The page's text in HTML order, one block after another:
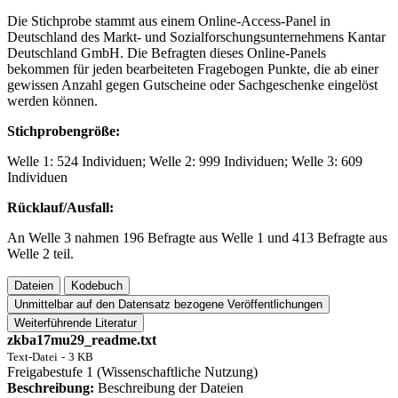
Die Stichprobe stammt aus einem Online-Access-Panel in
Deutschland des Markt- und Sozialforschungsunternehmens Kantar
Deutschland GmbH. Die Befragten dieses Online-Panels
bekommen für jeden bearbeiteten Fragebogen Punkte, die ab einer
gewissen Anzahl gegen Gutscheine oder Sachgeschenke eingelöst
werden können.
Stichprobengröße:
Welle 1: 524 Individuen; Welle 2: 999 Individuen; Welle 3: 609
Individuen
Rücklauf/Ausfall:
An Welle 3 nahmen 196 Befragte aus Welle 1 und 413 Befragte aus
Welle 2 teil.
Dateien
Kodebuch
Unmittelbar auf den Datensatz bezogene Veröffentlichungen
Weiterführende Literatur
zkba17mu29_readme.txt
Text-Datei - 3 KB
Freigabestufe 1 (Wissenschaftliche Nutzung)
Beschreibung: Beschreibung der Dateien